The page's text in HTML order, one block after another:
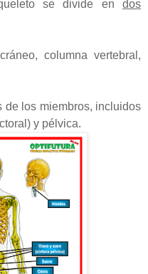
se divide en dos
columna vertebral,
de los miembros, incluidos
y pélvica.